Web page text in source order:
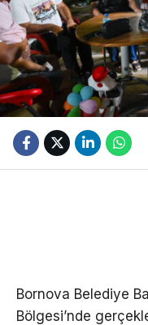
Bornova Belediye
Bölgesi’nde